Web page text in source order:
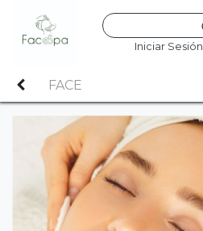
Iniciar Sesión
FACE